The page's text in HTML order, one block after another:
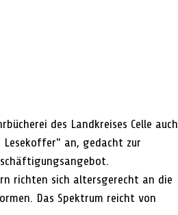
des Landkreises Celle auch
Lesekoffer" an, gedacht zur
richten sich altersgerecht an die
Das Spektrum reicht von